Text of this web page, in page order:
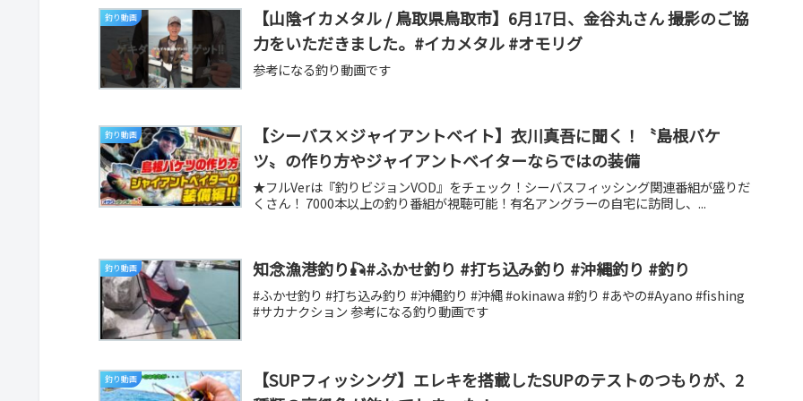
釣り動画
【山陰イカメタル / 鳥取県鳥取市】6月17日、金谷丸さん 撮影のご協
力をいただきました。#イカメタル #オモリグ
参考になる釣り動画です
釣り動画
【シーバス×ジャイアントベイト】衣川真吾に聞く！〝島根バケ
ツ〟の作り方やジャイアントベイターならではの装備
★フルVerは『釣りビジョンVOD』をチェック！シーバスフィッシング関連番組が盛りだ
くさん！ 7000本以上の釣り番組が視聴可能！有名アングラーの自宅に訪問し、...
釣り動画 知念漁港釣り🎣#ふかせ釣り #打ち込み釣り #沖縄釣り #釣り
#ふかせ釣り #打ち込み釣り #沖縄釣り #沖縄 #okinawa #釣り #あやの#Ayano #fishing
#サカナクション 参考になる釣り動画です
釣り動画
【SUPフィッシング】エレキを搭載したSUPのテストのつもりが、2